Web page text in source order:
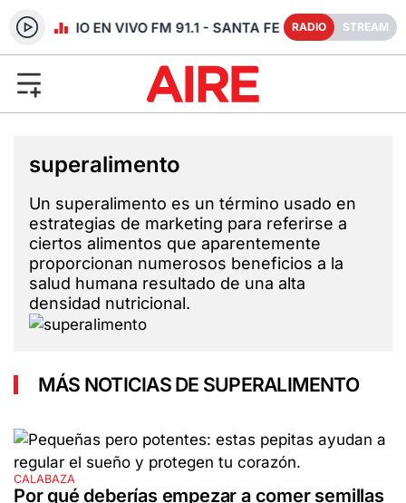
RADIO EN VIVO FM 91.1 - SANTA FE RADIO STREAM
superalimento
Un superalimento es un término usado en
estrategias de marketing para referirse a
ciertos alimentos que aparentemente
proporcionan numerosos beneficios a la
salud humana resultado de una alta
densidad nutricional.
MÁS NOTICIAS DE SUPERALIMENTO
CALABAZA
Por qué deberías empezar a comer semillas